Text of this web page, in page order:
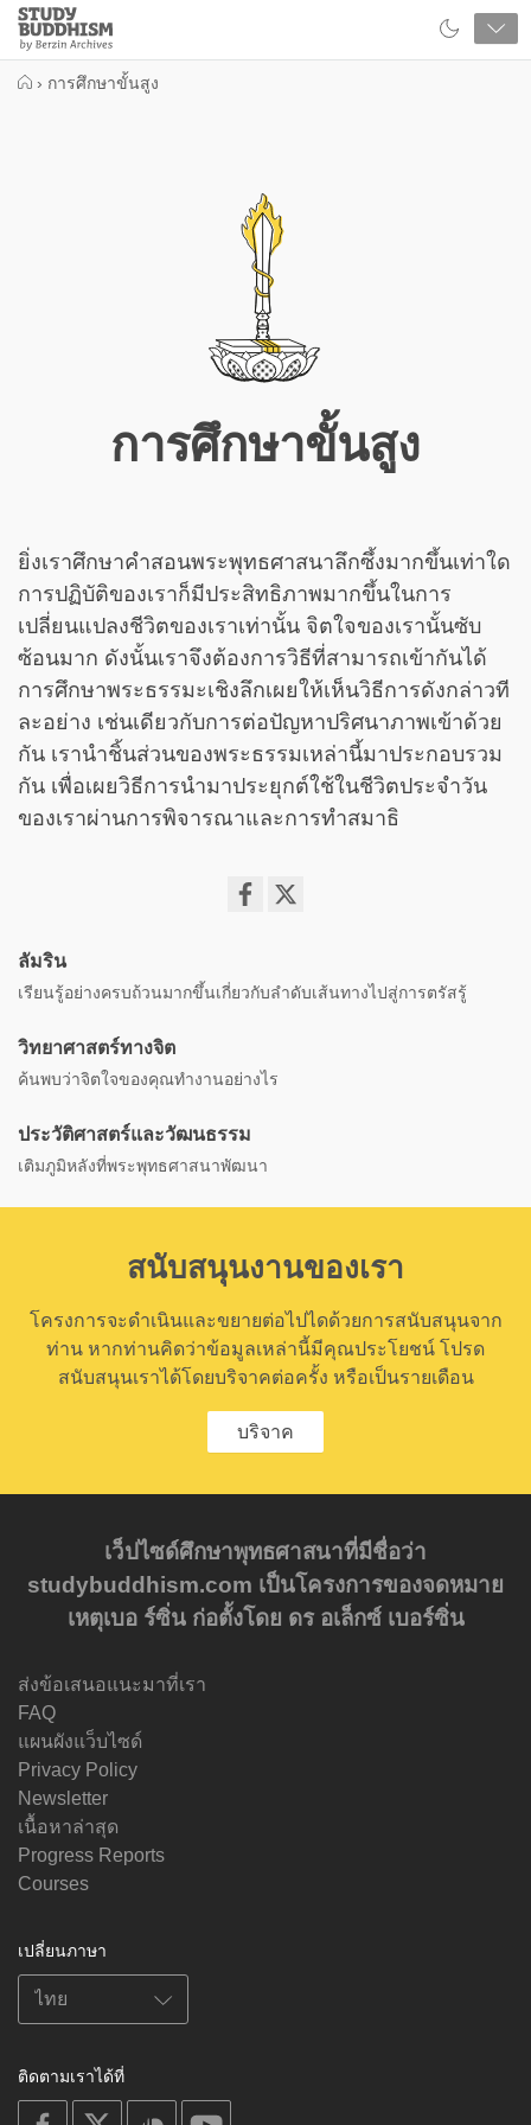
Close
Study
Buddhism
› การศึกษาขั้นสูง
การศึกษาขั้นสูง
ยิ่งเราศึกษาคำสอนพระพุทธศาสนาลึกซึ้งมากขึ้นเท่าใด
การปฏิบัติของเราก็มีประสิทธิภาพมากขึ้นในการ
เปลี่ยนแปลงชีวิตของเราเท่านั้น จิตใจของเรานั้นซับ
ซ้อนมาก ดังนั้นเราจึงต้องการวิธีที่สามารถเข้ากันได้
การศึกษาพระธรรมะเชิงลึกเผยให้เห็นวิธีการดังกล่าวที
ละอย่าง เช่นเดียวกับการต่อปัญหาปริศนาภาพเข้าด้วย
กัน เรานำชิ้นส่วนของพระธรรมเหล่านี้มาประกอบรวม
กัน เพื่อเผยวิธีการนำมาประยุกต์ใช้ในชีวิตประจำวัน
ของเราผ่านการพิจารณาและการทำสมาธิ
facebook
ลัมริน
เรียนรู้อย่างครบถ้วนมากขึ้นเกี่ยวกับลำดับเส้นทางไปสู่การตรัสรู้
วิทยาศาสตร์ทางจิต
ค้นพบว่าจิตใจของคุณทำงานอย่างไร
ประวัติศาสตร์และวัฒนธรรม
เติมภูมิหลังที่พระพุทธศาสนาพัฒนา
สนับสนุนงานของเรา
โครงการจะดำเนินและขยายต่อไปไดด้วยการสนับสนุนจาก
ท่าน หากท่านคิดว่าข้อมูลเหล่านี้มีคุณประโยชน์ โปรด
สนับสนุนเราได้โดยบริจาคต่อครั้ง หรือเป็นรายเดือน
บริจาค
เว็ปไซด์ศึกษาพุทธศาสนาที่มีชื่อว่า
studybuddhism.com เป็นโครงการของจดหมาย
เหตุเบอ ร์ซิ่น ก่อตั้งโดย ดร อเล็กซ์ เบอร์ซิ่น
ส่งข้อเสนอแนะมาที่เรา
FAQ
แผนผังแว็บไซด์
Privacy Policy
Newsletter
เนื้อหาล่าสุด
Progress Reports
Courses
เปลี่ยนภาษา
ติดตามเราได้ที่
on